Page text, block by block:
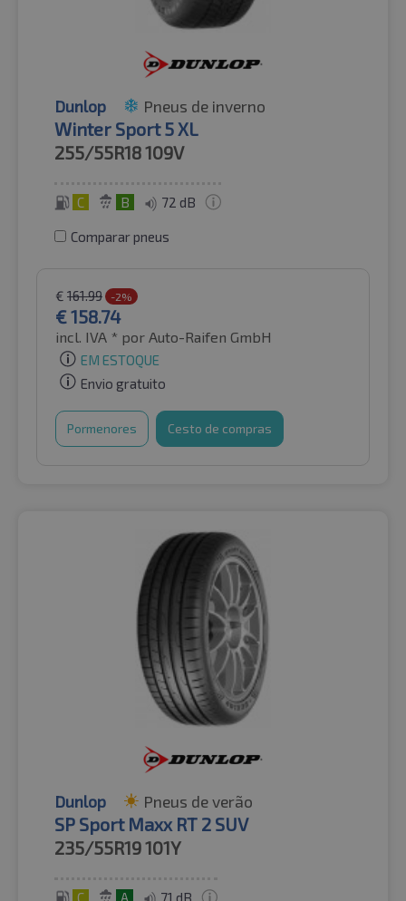
Dunlop Pneus de inverno
Winter Sport 5 XL
255/55R18109V
C B 72 dB
Comparar pneus
€ 161.99 -2%
€158.74
incl. IVA * por Auto-Raifen GmbH
EM ESTOQUE
Envio gratuito
Pormenores Cesto de compras
Dunlop Pneus de verão
SP Sport Maxx RT 2 SUV
235/55R19101Y
C A 71 dB